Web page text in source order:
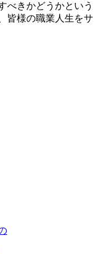
べきかどうかという
皆様の職業人生をサ